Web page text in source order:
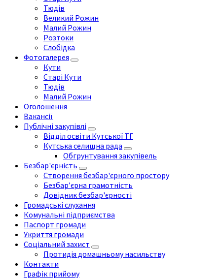
Тюдів
Великий Рожин
Малий Рожин
Розтоки
Слобідка
Фотогалерея
Кути
Старі Кути
Тюдів
Малий Рожин
Оголошення
Вакансії
Публічні закупівлі
Відділ освіти Кутської ТГ
Кутська селищна рада
Обгрунтування закупівель
Безбар'єрність
Створення безбар'єрного простору
Безбар’єрна грамотність
Довідник безбар'єрності
Громадські слухання
Комунальні підприємства
Паспорт громади
Укриття громади
Соціальний захист
Протидія домашньому насильству
Контакти
Графік прийому